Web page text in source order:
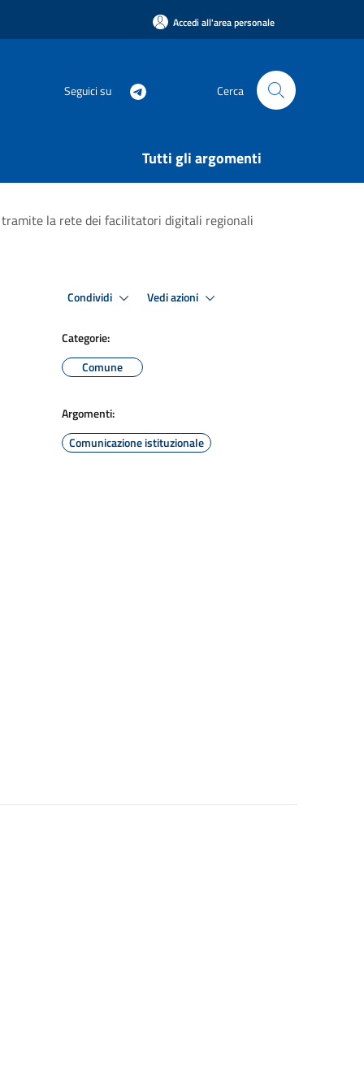
Accedi all'area personale
Seguici su Cerca
Tutti gli argomenti
la rete dei facilitatori digitali regionali
Condividi Vedi azioni
Categorie:
Comune
Argomenti:
Comunicazione istituzionale